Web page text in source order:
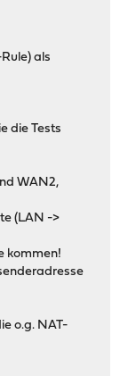
als
die Tests
WAN2,
(LAN ->
kommen!
o.g. NAT-